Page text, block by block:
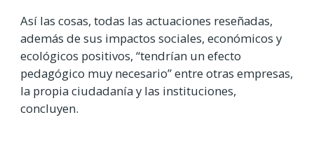
Así las cosas, todas las actuaciones reseñadas,
además de sus impactos sociales, económicos y
ecológicos positivos, “tendrían un efecto
pedagógico muy necesario” entre otras empresas,
la propia ciudadanía y las instituciones,
concluyen.